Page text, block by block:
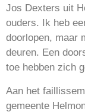
Jos Dexters uit
ouders. Ik heb
doorlopen, maar
deuren. Een
toe hebben zich
Aan het
gemeente